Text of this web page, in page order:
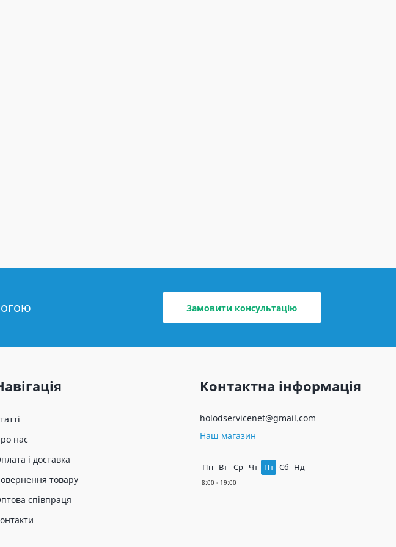
Замовити консультацію
нас
і доставка
товару
співпраця
Контактна інформація
holodservicenet@gmail.com
Наш магазин
Пн Вт Ср Чт Пт Сб Нд